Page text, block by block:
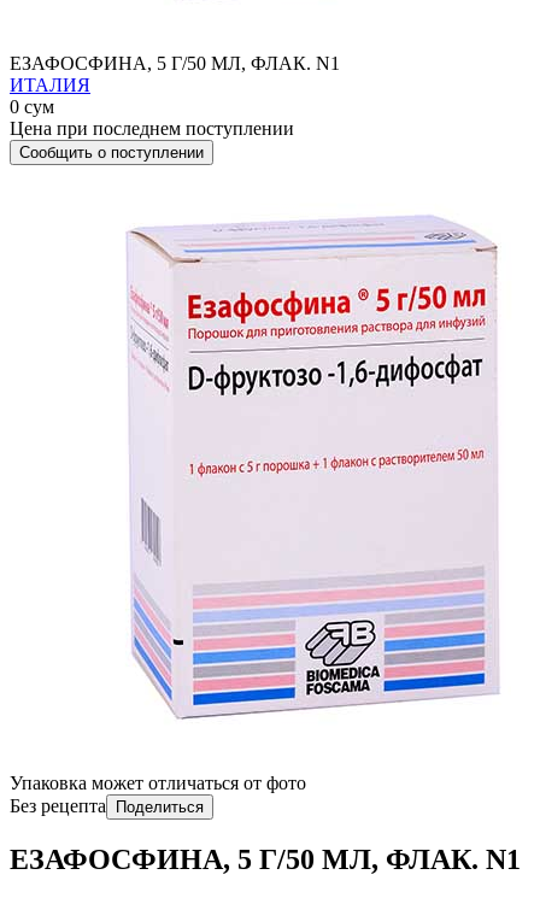
ЕЗАФОСФИНА, 5 Г/50 МЛ, ФЛАК. N1
ИТАЛИЯ
0 сум
Цена при последнем поступлении
Сообщить о поступлении
Упаковка может отличаться от фото
Без рецепта
Поделиться
ЕЗАФОСФИНА, 5 Г/50 МЛ, ФЛАК. N1